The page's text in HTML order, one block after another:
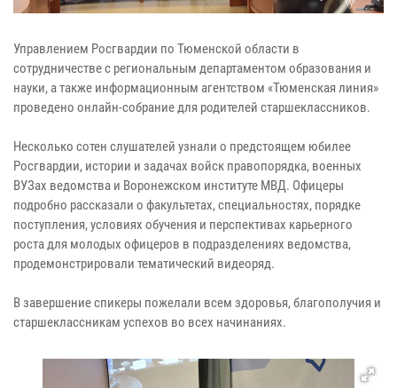
Управлением Росгвардии по Тюменской области в
сотрудничестве с региональным департаментом образования и
науки, а также информационным агентством «Тюменская линия»
проведено онлайн-собрание для родителей старшеклассников.
Несколько сотен слушателей узнали о предстоящем юбилее
Росгвардии, истории и задачах войск правопорядка, военных
ВУЗах ведомства и Воронежском институте МВД. Офицеры
подробно рассказали о факультетах, специальностях, порядке
поступления, условиях обучения и перспективах карьерного
роста для молодых офицеров в подразделениях ведомства,
продемонстрировали тематический видеоряд.
В завершение спикеры пожелали всем здоровья, благополучия и
старшеклассникам успехов во всех начинаниях.